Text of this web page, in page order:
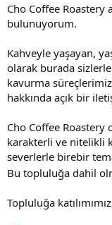
n
Cho Coffee Roastery
bulunuyorum.
Kahveyle yaşayan,
olarak burada
kavurma
hakkında açık bir
Cho Coffee Roastery
karakterli ve nitelikli
severlerle birebir
Bu topluluğa dahil
Topluluğa